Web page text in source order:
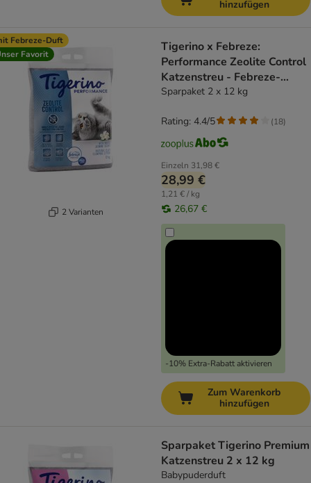
hinzufügen
Febreze-Duft
Favorit
2 Varianten
Tigerino x Febreze:
Performance Zeolite Control
Katzenstreu - Febreze-
Jasminblütenduft
Sparpaket 2 x 12 kg
Einzeln 31,98 €
28,99 €
1,21 € / kg
26,67 €
-10% Extra-Rabatt aktivieren
Rating: 4.4/5 (18)
Zum Warenkorb
hinzufügen
Sparpaket Tigerino Premium
Katzenstreu 2 x 12 kg
Babypuderduft